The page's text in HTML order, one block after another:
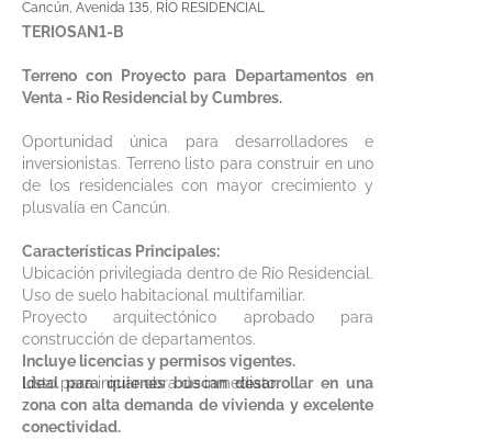
Cancún, Avenida 135, RÍO RESIDENCIAL
TERIOSAN1-B
Terreno con Proyecto para Departamentos en
Venta - Rio Residencial by Cumbres.
Oportunidad única para desarrolladores e
inversionistas. Terreno listo para construir en uno
de los residenciales con mayor crecimiento y
plusvalía en Cancún.
Características Principales:
Ubicación privilegiada dentro de Río Residencial.
Uso de suelo habitacional multifamiliar.
Proyecto arquitectónico aprobado para
construcción de departamentos.
Incluye licencias y permisos vigentes.
Listo para iniciar obra de inmediato.
Ideal para quienes buscan desarrollar en una
zona con alta demanda de vivienda y excelente
conectividad.